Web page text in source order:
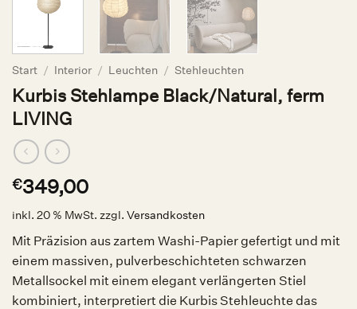
Start / Interior / Leuchten / Stehleuchten
Kurbis Stehlampe Black/Natural, ferm
LIVING
€349,00
inkl. 20 % MwSt. zzgl. Versandkosten
Mit Präzision aus zartem Washi-Papier gefertigt und mit
einem massiven, pulverbeschichteten schwarzen
Metallsockel mit einem elegant verlängerten Stiel
kombiniert, interpretiert die Kurbis Stehleuchte das